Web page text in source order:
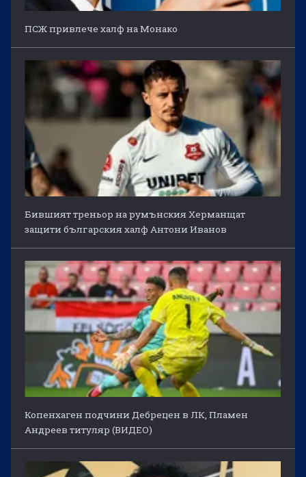
ПСЖ привлече халф на Монако
Бившият треньор на румънския Херманщат
защити българския халф Антони Иванов
Копенхаген подчини Дебрецен в ЛК, Пламен
Андреев титуляр (ВИДЕО)